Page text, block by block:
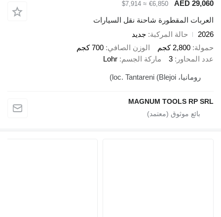
€6,850
≈ $7,914
المقطورة شاحنة نقل السيارات
حالة المركبة جديد
2,800 كجم
الوزن الصافي
700 كجم
3 ماركة الجسم Lohr
MAGNUM TOOLS